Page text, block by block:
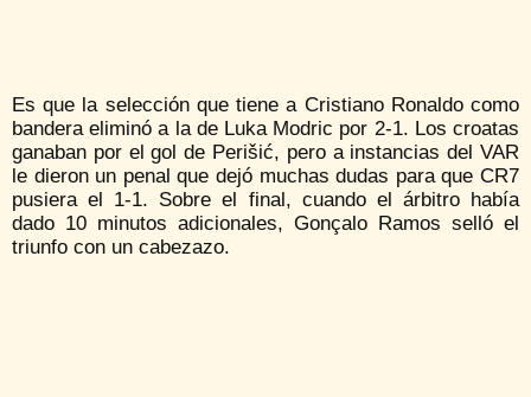
Es que la selección que tiene a Cristiano Ronaldo como
bandera eliminó a la de Luka Modric por 2-1. Los croatas
ganaban por el gol de Perišić, pero a instancias del VAR
le dieron un penal que dejó muchas dudas para que CR7
pusiera el 1-1. Sobre el final, cuando el árbitro había
dado 10 minutos adicionales, Gonçalo Ramos selló el
triunfo con un cabezazo.